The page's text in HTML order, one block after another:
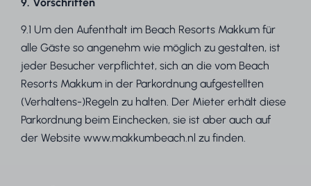
9.1 Um den Aufenthalt im Beach Resorts Makkum für
alle Gäste so angenehm wie möglich zu gestalten, ist
jeder Besucher verpflichtet, sich an die vom Beach
Resorts Makkum in der Parkordnung aufgestellten
(Verhaltens-)Regeln zu halten. Der Mieter erhält diese
Parkordnung beim Einchecken, sie ist aber auch auf
der Website www.makkumbeach.nl zu finden.